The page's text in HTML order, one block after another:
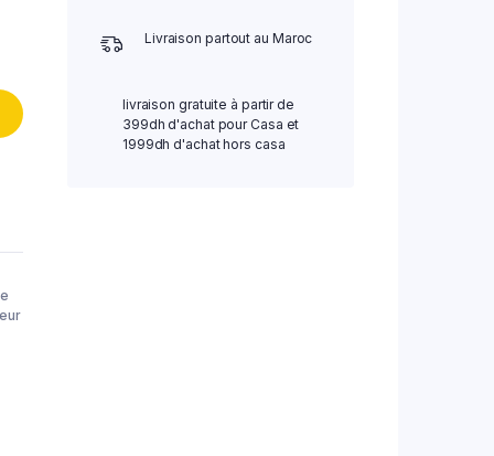
Livraison partout au Maroc
livraison gratuite à partir de
399dh d'achat pour Casa et
1999dh d'achat hors casa